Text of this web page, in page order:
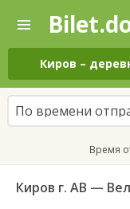
—
Поиск
и
покупка
билетов
на
автобус
онлайн
Киров –
По времени
Время
Киров г. АВ —